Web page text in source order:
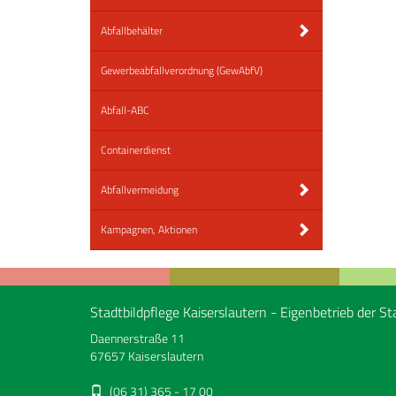
Abfallbehälter
Gewerbeabfallverordnung (GewAbfV)
Abfall-ABC
Containerdienst
Abfallvermeidung
Kampagnen, Aktionen
Stadtbildpflege Kaiserslautern - Eigenbetrieb der
Daennerstraße 11
67657 Kaiserslautern
(06 31) 365 - 17 00